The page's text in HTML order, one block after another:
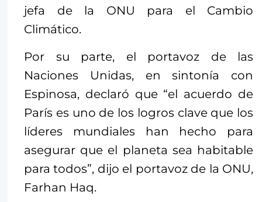
jefa de la ONU para el Cambio
Climático.
Por su parte, el portavoz de las
Naciones Unidas, en sintonía con
Espinosa, declaró que “el acuerdo de
París es uno de los logros clave que los
líderes mundiales han hecho para
asegurar que el planeta sea habitable
para todos”, dijo el portavoz de la ONU,
Farhan Haq.